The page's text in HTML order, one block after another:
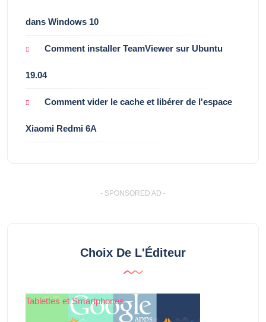
dans Windows 10
Comment installer TeamViewer sur Ubuntu
19.04
Comment vider le cache et libérer de l'espace
Xiaomi Redmi 6A
- SPONSORED AD -
Choix De L'Éditeur
Tablettes et Smartphones